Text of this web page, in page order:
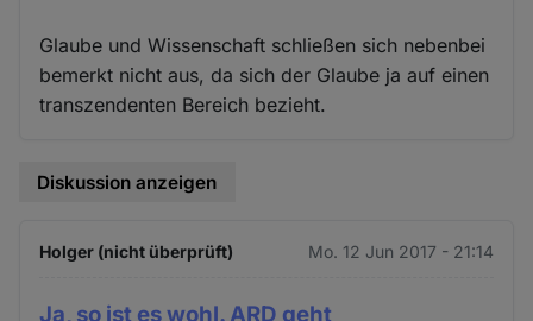
Glaube und Wissenschaft schließen sich nebenbei
bemerkt nicht aus, da sich der Glaube ja auf einen
transzendenten Bereich bezieht.
Diskussion anzeigen
Holger (nicht überprüft) Mo. 12 Jun 2017 - 21:14
Ja, so ist es wohl. ARD geht